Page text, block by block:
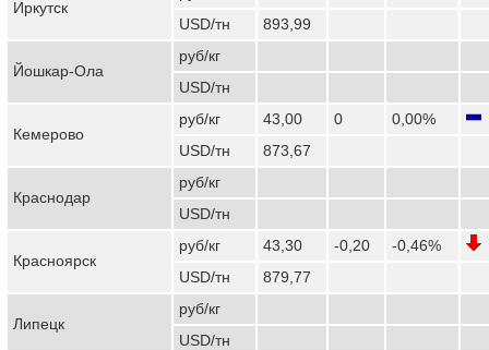
Иркутск
USD/тн
893,99
Йошкар-Ола
руб/кг
USD/тн
Кемерово
руб/кг 43,00 0
0,00%
USD/тн
873,67
Краснодар
руб/кг
USD/тн
Красноярск
руб/кг 43,30 -0,20
-0,46%
USD/тн
879,77
Липецк
руб/кг
USD/тн